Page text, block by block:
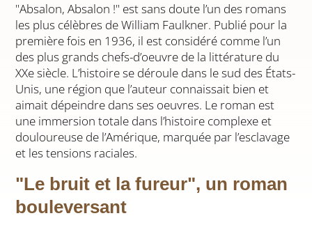
"Absalon, Absalon !" est sans doute l’un des romans
les plus célèbres de William Faulkner. Publié pour la
première fois en 1936, il est considéré comme l’un
des plus grands chefs-d’oeuvre de la littérature du
XXe siècle. L’histoire se déroule dans le sud des États-
Unis, une région que l’auteur connaissait bien et
aimait dépeindre dans ses oeuvres. Le roman est
une immersion totale dans l’histoire complexe et
douloureuse de l’Amérique, marquée par l’esclavage
et les tensions raciales.
"Le bruit et la fureur", un roman
bouleversant